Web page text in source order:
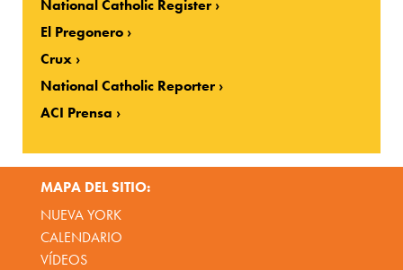
National Catholic Register
El Pregonero
Crux
National Catholic Reporter
ACI Prensa
MAPA DEL SITIO:
NUEVA YORK
CALENDARIO
VÍDEOS